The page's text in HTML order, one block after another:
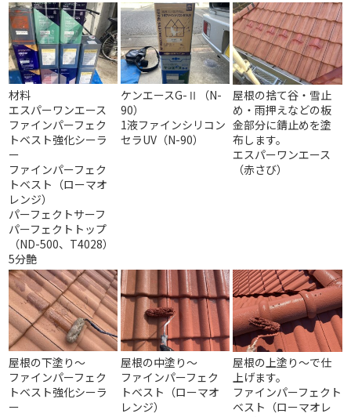
材料
エスパーワンエース
ファインパーフェク
トベスト強化シーラ
ー
ファインパーフェク
トベスト（ローマオ
レンジ）
パーフェクトサーフ
パーフェクトトップ
（ND-500、T4028）
5分艶
ケンエースG-Ⅱ（N-
90）
1液ファインシリコン
セラUV（N-90）
屋根の捨て谷・雪止
め・雨押えなどの板
金部分に錆止めを塗
布します。
エスパーワンエース
（赤さび）
屋根の下塗り～
ファインパーフェク
トベスト強化シーラ
ー
屋根の中塗り～
ファインパーフェク
トベスト（ローマオ
レンジ）
屋根の上塗り～で仕
上げます。
ファインパーフェクト
ベスト（ローマオレ